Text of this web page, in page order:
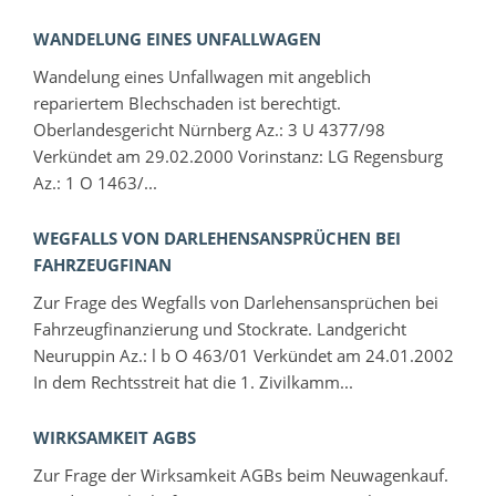
WANDELUNG EINES UNFALLWAGEN
Wandelung eines Unfallwagen mit angeblich
repariertem Blechschaden ist berechtigt.
Oberlandesgericht Nürnberg Az.: 3 U 4377/98
Verkündet am 29.02.2000 Vorinstanz: LG Regensburg
Az.: 1 O 1463/...
WEGFALLS VON DARLEHENSANSPRÜCHEN BEI
FAHRZEUGFINAN
Zur Frage des Wegfalls von Darlehensansprüchen bei
Fahrzeugfinanzierung und Stockrate. Landgericht
Neuruppin Az.: l b O 463/01 Verkündet am 24.01.2002
In dem Rechtsstreit hat die 1. Zivilkamm...
WIRKSAMKEIT AGBS
Zur Frage der Wirksamkeit AGBs beim Neuwagenkauf.